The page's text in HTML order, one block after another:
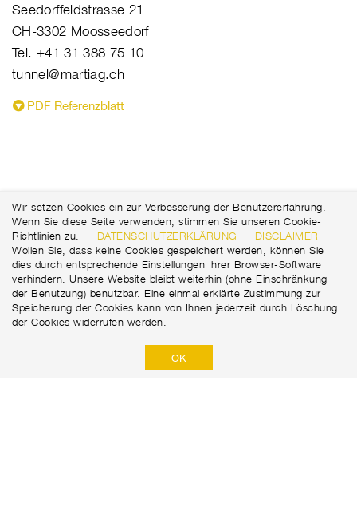
Seedorffeldstrasse 21
CH-3302 Moosseedorf
Tel. +41 31 388 75 10
tunnel@martiag.ch
PDF Referenzblatt
Wir setzen Cookies ein zur Verbesserung der Benutzererfahrung.
Wenn Sie diese Seite verwenden, stimmen Sie unseren Cookie-
Richtlinien zu.
DATENSCHUTZERKLÄRUNG
DISCLAIMER
Wollen Sie, dass keine Cookies gespeichert werden, können Sie
dies durch entsprechende Einstellungen Ihrer Browser-Software
verhindern. Unsere Website bleibt weiterhin (ohne Einschränkung
der Benutzung) benutzbar. Eine einmal erklärte Zustimmung zur
Speicherung der Cookies kann von Ihnen jederzeit durch Löschung
der Cookies widerrufen werden.
OK